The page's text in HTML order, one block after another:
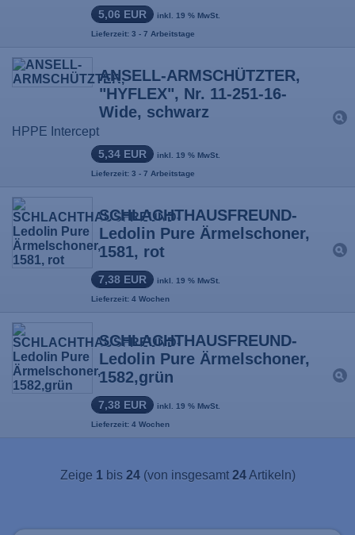
5,06 EUR inkl. 19 % MwSt.
Lieferzeit: 3 - 7 Arbeitstage
ANSELL-ARMSCHÜTZTER,
"HYFLEX", Nr. 11-251-16-
Wide, schwarz
HPPE Intercept
5,34 EUR inkl. 19 % MwSt.
Lieferzeit: 3 - 7 Arbeitstage
SCHLACHTHAUSFREUND-
Ledolin Pure Ärmelschoner,
1581, rot
7,38 EUR inkl. 19 % MwSt.
Lieferzeit: 4 Wochen
SCHLACHTHAUSFREUND-
Ledolin Pure Ärmelschoner,
1582,grün
7,38 EUR inkl. 19 % MwSt.
Lieferzeit: 4 Wochen
Zeige 1bis 24(von insgesamt 24Artikeln)